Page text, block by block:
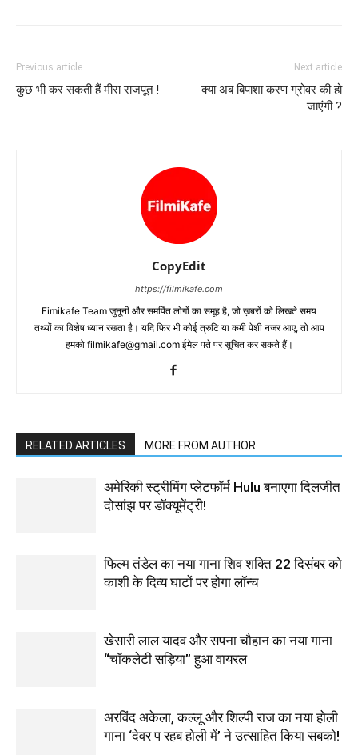
Previous article
कुछ भी कर सकती हैं मीरा राजपूत !
Next article
क्‍या अब बिपाशा करण ग्रोवर की हो
जाएंगी ?
CopyEdit
https://filmikafe.com
Fimikafe Team जुनूनी और समर्पित लोगों का समूह है, जो ख़बरों को लिखते समय
तथ्‍यों का विशेष ध्‍यान रखता है। यदि फिर भी कोई त्रुटि या कमी पेशी नजर आए, तो आप
हमको filmikafe@gmail.com ईमेल पते पर सूचित कर सकते हैं।
RELATED ARTICLES MORE FROM AUTHOR
अमेरिकी स्ट्रीमिंग प्लेटफॉर्म Hulu बनाएगा दिलजीत
दोसांझ पर डॉक्यूमेंट्री!
फिल्म तंडेल का नया गाना शिव शक्ति 22 दिसंबर को
काशी के दिव्य घाटों पर होगा लॉन्च
खेसारी लाल यादव और सपना चौहान का नया गाना
“चॉकलेटी सड़िया” हुआ वायरल
अरविंद अकेला, कल्लू और शिल्पी राज का नया होली
गाना ‘देवर प रहब होली में’ ने उत्साहित किया सबको!